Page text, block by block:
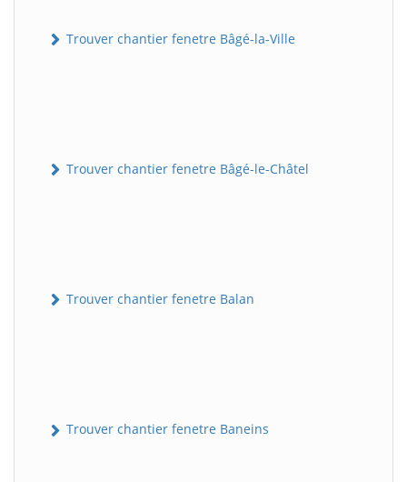
Trouver chantier fenetre Bâgé-la-Ville
Trouver chantier fenetre Bâgé-le-Châtel
Trouver chantier fenetre Balan
Trouver chantier fenetre Baneins